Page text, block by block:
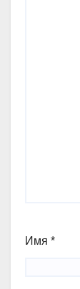
Имя *